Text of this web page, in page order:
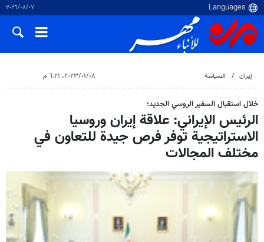
٠٧‏/٠٨‏/٢٠٢٦
إيران السياسة ٠٨‏/٠١‏/٢٠٢٣، ٦:٢١ م
خلال استقبال السفير الروسي الجديد؛
الرئيس الإيراني: علاقة إيران وروسيا
الاستراتيجية توفر فرص جيدة للتعاون في
مختلف المجالات